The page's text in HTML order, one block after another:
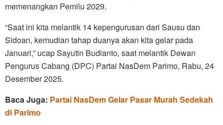
memenangkan Pemilu 2029.
“Saat ini kita melantik 14 kepengurusan dari Sausu dan
Sidoan, kemudian tahap duanya akan kita gelar pada
Januari,” ucap Sayutin Budianto, saat melantik Dewan
Pengurus Cabang (DPC) Partai NasDem Parimo, Rabu, 24
Desember 2025.
Baca Juga: Partai NasDem Gelar Pasar Murah Sedekah
di Parimo